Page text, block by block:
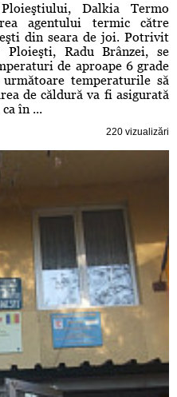
Dalkia Termo
agentului termic către
din seara de joi. Potrivit
Radu Brânzei, se
de aproape 6 grade
temperaturile să
de căldură va fi asigurată
în ...
220 vizualizări